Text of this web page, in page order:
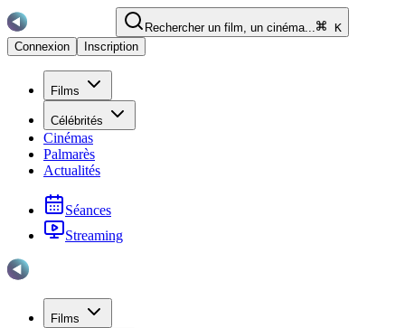
Rechercher un film, un cinéma...
K
Connexion
Inscription
Films
Célébrités
Cinémas
Palmarès
Actualités
Séances
Streaming
Films